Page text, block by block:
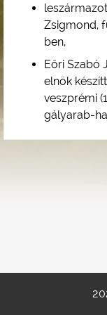
Zsigmond,
ben,
Eőri Szabó
elnök
veszprémi
gályarab-